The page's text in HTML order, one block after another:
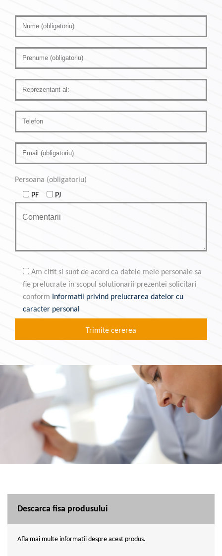
Persoana (obligatoriu)
PF
PJ
Am citit si sunt de acord ca datele mele personale sa
fie prelucrate in scopul solutionarii prezentei solicitari
conform
Informatii privind prelucrarea datelor cu
caracter personal
Descarca fisa produsului
Afla mai multe informatii despre acest produs.